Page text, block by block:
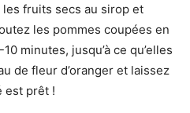
fruits secs au sirop et
les pommes coupées en
minutes, jusqu’à ce qu’elles
de fleur d’oranger et laissez
est prêt !